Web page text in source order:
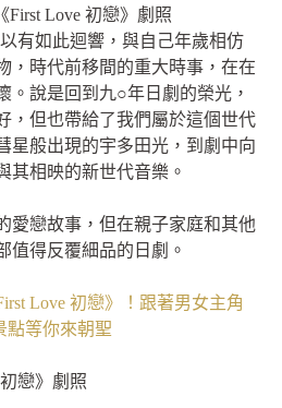
First Love 初戀》劇照
以有如此迴響，與自己年歲相仿
，時代前移間的重大時事，在在
。說是回到九○年日劇的榮光，
，但也帶給了我們屬於這個世代
星般出現的宇多田光，到劇中向
相映的新世代音樂。
愛戀故事，但在親子家庭和其他
值得反覆細品的日劇。
Love 初戀》！跟著男女主角
點等你來朝聖
戀》劇照